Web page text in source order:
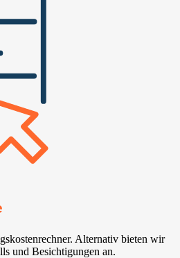
Alternativ bieten wir
und Besichtigungen an.